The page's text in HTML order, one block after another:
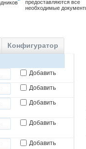
предоставляются все
необходимые
Конфигуратор
Добавить
Добавить
Добавить
Добавить
Добавить